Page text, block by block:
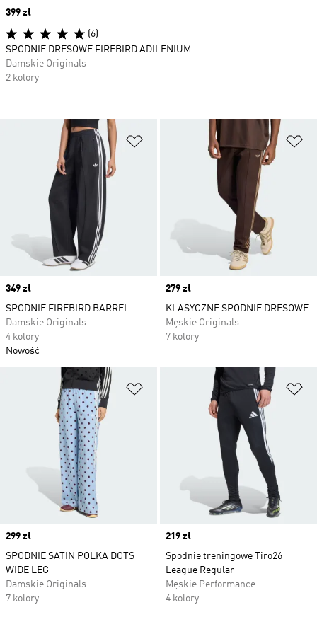
Dodaj do listy życzeń
Price
349 zł
SPODNIE FIREBIRD BARREL
Damskie Originals
4 kolory
Nowość
Price
279 zł
KLASYCZNE SPODNIE DRESOWE
Męskie Originals
7 kolory
Dodaj do listy życzeń
Price
299 zł
SPODNIE SATIN POLKA DOTS
WIDE LEG
Damskie Originals
7 kolory
Price
219 zł
Spodnie treningowe Tiro26
League Regular
Męskie Performance
4 kolory
Price
399 zł
(6)
SPODNIE DRESOWE FIREBIRD ADILENIUM
Damskie Originals
2 kolory